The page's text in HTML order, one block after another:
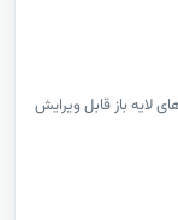
لایه باز قابل ویرایش